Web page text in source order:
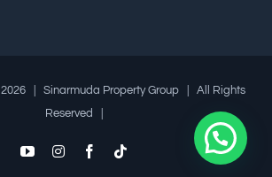
2026 | Sinarmuda Property Group | All Rights
Reserved |
YouTubeInstagramFacebook
Tiktok